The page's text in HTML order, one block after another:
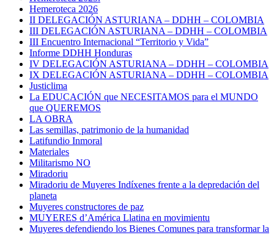
Hemeroteca 2026
II DELEGACIÓN ASTURIANA – DDHH – COLOMBIA
III DELEGACIÓN ASTURIANA – DDHH – COLOMBIA
III Encuentro Internacional “Territorio y Vida”
Informe DDHH Honduras
IV DELEGACIÓN ASTURIANA – DDHH – COLOMBIA
IX DELEGACIÓN ASTURIANA – DDHH – COLOMBIA
Justiclima
La EDUCACIÓN que NECESITAMOS para el MUNDO
que QUEREMOS
LA OBRA
Las semillas, patrimonio de la humanidad
Latifundio Inmoral
Materiales
Militarismo NO
Miradoriu
Miradoriu de Muyeres Indíxenes frente a la depredación del
planeta
Muyeres constructores de paz
MUYERES d’América Llatina en movimientu
Muyeres defendiendo los Bienes Comunes para transformar la